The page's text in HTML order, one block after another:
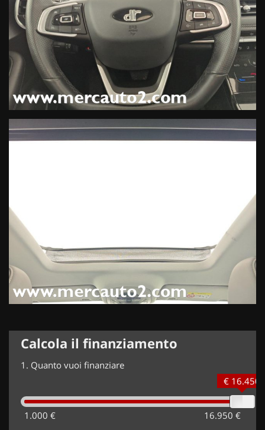
Calcola il finanziamento
1. Quanto vuoi finanziare
1.000 € 16.950 €
€ 16.450